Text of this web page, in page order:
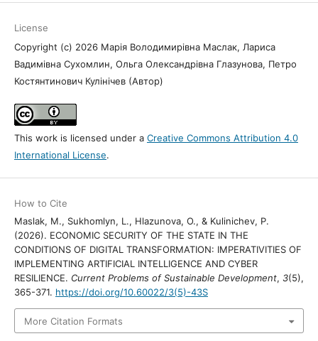
License
Copyright (c) 2026 Марія Володимирівна Маслак, Лариса
Вадимівна Сухомлин, Ольга Олександрівна Глазунова, Петро
Костянтинович Кулінічев (Автор)
This work is licensed under a Creative Commons Attribution 4.0
International License.
How to Cite
Maslak, M., Sukhomlyn, L., Hlazunova, O., & Kulinichev, P.
(2026). ECONOMIC SECURITY OF THE STATE IN THE
CONDITIONS OF DIGITAL TRANSFORMATION: IMPERATIVITIES OF
IMPLEMENTING ARTIFICIAL INTELLIGENCE AND CYBER
RESILIENCE. Current Problems of Sustainable Development, 3(5),
365-371. https://doi.org/10.60022/3(5)-43S
More Citation Formats